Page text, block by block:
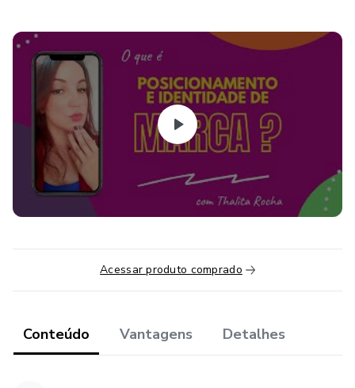
Vem comigo!!!
Acessar produto comprado
Conteúdo Vantagens Detalhes